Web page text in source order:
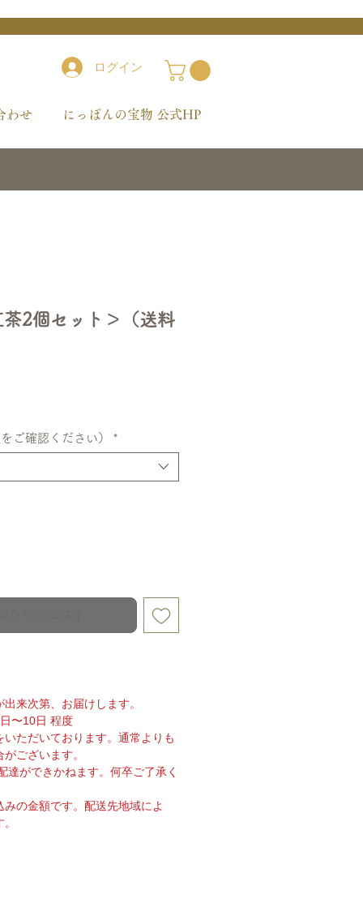
ログイン
わせ にっぽんの宝物 公式HP
2個セット＞（送料
ご確認ください） *
出来次第、お届けします。
〜10日 程度
ただいております。通常よりも
ございます。
達ができかねます。何卒ご了承く
みの金額です。配送先地域によ